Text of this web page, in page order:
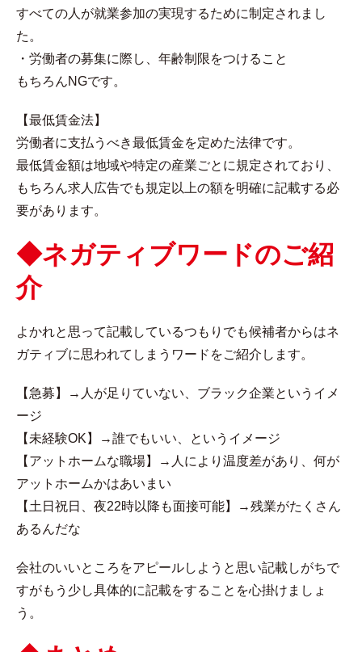
すべての人が就業参加の実現するために制定されまし
た。
・労働者の募集に際し、年齢制限をつけること
もちろんNGです。
【最低賃金法】
労働者に支払うべき最低賃金を定めた法律です。
最低賃金額は地域や特定の産業ごとに規定されており、
もちろん求人広告でも規定以上の額を明確に記載する必
要があります。
◆ネガティブワードのご紹
介
よかれと思って記載しているつもりでも候補者からはネ
ガティブに思われてしまうワードをご紹介します。
【急募】→人が足りていない、ブラック企業というイメ
ージ
【未経験OK】→誰でもいい、というイメージ
【アットホームな職場】→人により温度差があり、何が
アットホームかはあいまい
【土日祝日、夜22時以降も面接可能】→残業がたくさん
あるんだな
会社のいいところをアピールしようと思い記載しがちで
すがもう少し具体的に記載をすることを心掛けましょ
う。